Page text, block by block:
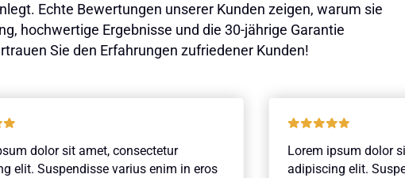
Echte Bewertungen unserer Kunden zeigen, warum sie
hochwertige Ergebnisse und die 30-jährige Garantie
Sie den Erfahrungen zufriedener Kunden!
dolor sit amet, consectetur
elit. Suspendisse varius enim in eros
Lorem ipsum dolor
adipiscing elit.